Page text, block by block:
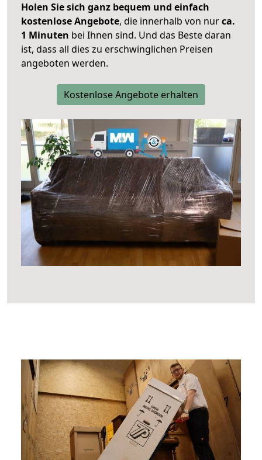
Holen Sie sich ganz bequem und einfach
kostenlose Angebote, die innerhalb von nurca.
1 Minuten bei Ihnen sind. Und das Beste daran
ist, dass all dies zu erschwinglichen Preisen
angeboten werden.
Kostenlose Angebote erhalten